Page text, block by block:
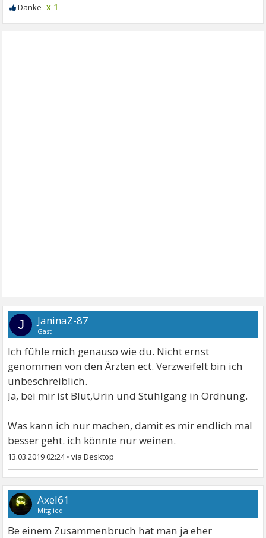
x 1
J JaninaZ-87
Gast
Ich fühle mich genauso wie du. Nicht ernst
genommen von den Ärzten ect. Verzweifelt bin ich
unbeschreiblich.
Ja, bei mir ist Blut,Urin und Stuhlgang in Ordnung.
Was kann ich nur machen, damit es mir endlich mal
besser geht. ich könnte nur weinen.
13.03.2019 02:24•
Axel61
Mitglied
Be einem Zusammenbruch hat man ja eher